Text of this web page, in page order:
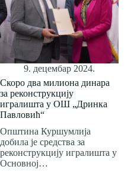
9. децембар 2024.
Скоро два милиона динара
за реконструкцију
игралишта у ОШ „Дринка
Павловић“
Општина Куршумлија
добила је средства за
реконструкцију игралишта у
Основној…